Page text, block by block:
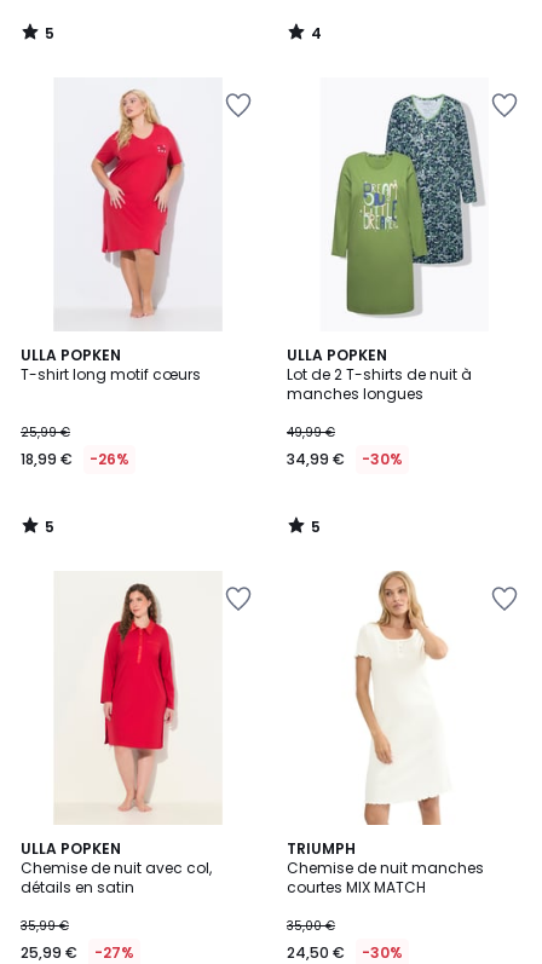
5
/
4
/
ULLA POPKEN
T-shirt long motif cœurs
25,99 €
18,99 € -26%
5
/
5
/
ULLA POPKEN
Lot de 2 T-shirts de nuit à
manches longues
49,99 €
34,99 € -30%
5
/
5
5
/
ULLA POPKEN
Chemise de nuit avec col,
détails en satin
35,99 €
25,99 € -27%
5
/
5
2
Couleurs
TRIUMPH
Chemise de nuit manches
courtes MIX MATCH
35,00 €
24,50 € -30%